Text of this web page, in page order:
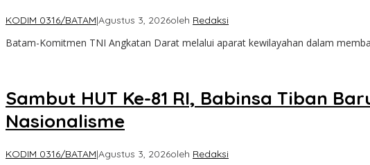
KODIM 0316/BATAM|Agustus 3, 2026oleh Redaksi
Batam-Komitmen TNI Angkatan Darat melalui aparat kewilayahan dalam
Sambut HUT Ke-81 RI, Babinsa Tiban
Nasionalisme
KODIM 0316/BATAM|Agustus 3, 2026oleh Redaksi